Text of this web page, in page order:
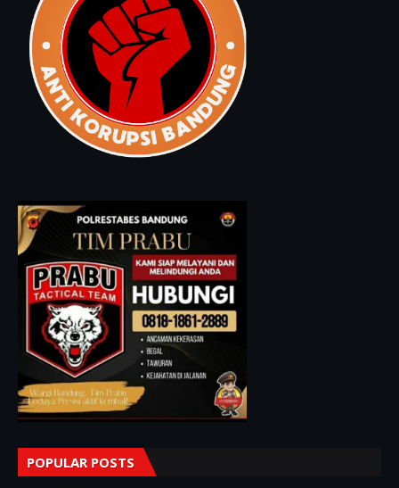
POPULAR POSTS